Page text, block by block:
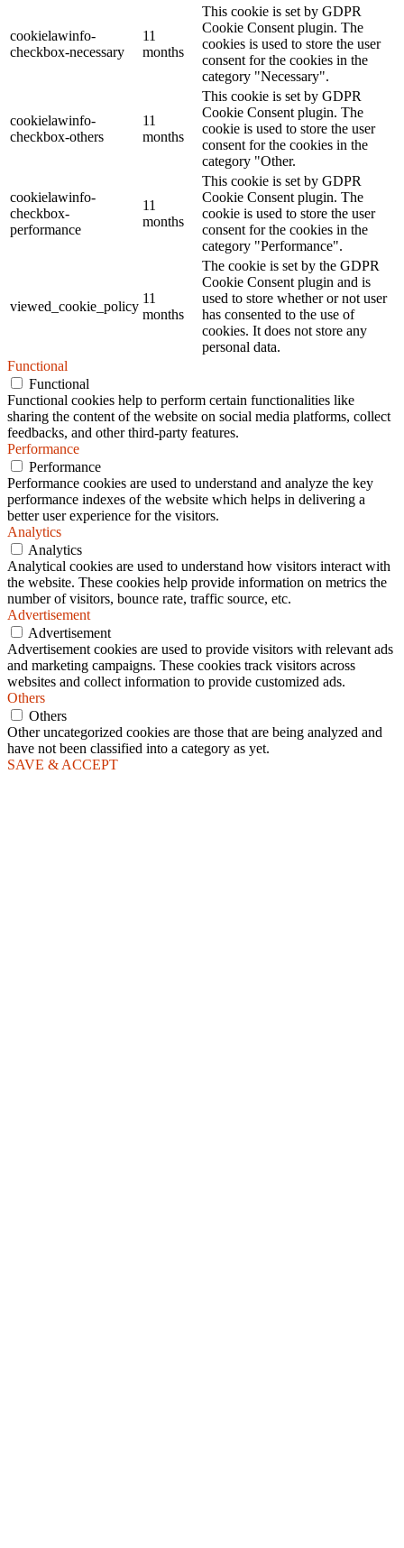
cookielawinfo-
checkbox-necessary
11
months
This cookie is set by GDPR
Cookie Consent plugin. The
cookies is used to store the user
consent for the cookies in the
category "Necessary".
cookielawinfo-
checkbox-others
11
months
This cookie is set by GDPR
Cookie Consent plugin. The
cookie is used to store the user
consent for the cookies in the
category "Other.
cookielawinfo-
checkbox-
performance
11
months
This cookie is set by GDPR
Cookie Consent plugin. The
cookie is used to store the user
consent for the cookies in the
category "Performance".
viewed_cookie_policy
11
months
The cookie is set by the GDPR
Cookie Consent plugin and is
used to store whether or not user
has consented to the use of
cookies. It does not store any
personal data.
Functional
Functional
Functional cookies help to perform certain functionalities like
sharing the content of the website on social media platforms, collect
feedbacks, and other third-party features.
Performance
Performance
Performance cookies are used to understand and analyze the key
performance indexes of the website which helps in delivering a
better user experience for the visitors.
Analytics
Analytics
Analytical cookies are used to understand how visitors interact with
the website. These cookies help provide information on metrics the
number of visitors, bounce rate, traffic source, etc.
Advertisement
Advertisement
Advertisement cookies are used to provide visitors with relevant ads
and marketing campaigns. These cookies track visitors across
websites and collect information to provide customized ads.
Others
Others
Other uncategorized cookies are those that are being analyzed and
have not been classified into a category as yet.
SAVE & ACCEPT